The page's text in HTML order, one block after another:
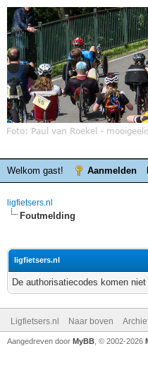
Welkom gast! Aanmelden
ligfietsers.nl
Foutmelding
ligfietsers.nl
De authorisatiecodes komen
Ligfietsers.nl Naar boven
Aangedreven door MyBB , © 2002-2026